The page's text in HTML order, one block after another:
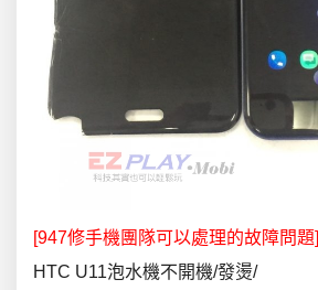
[947修手機團隊可以處理的故障問題]
HTC U11泡水機不開機/發燙/